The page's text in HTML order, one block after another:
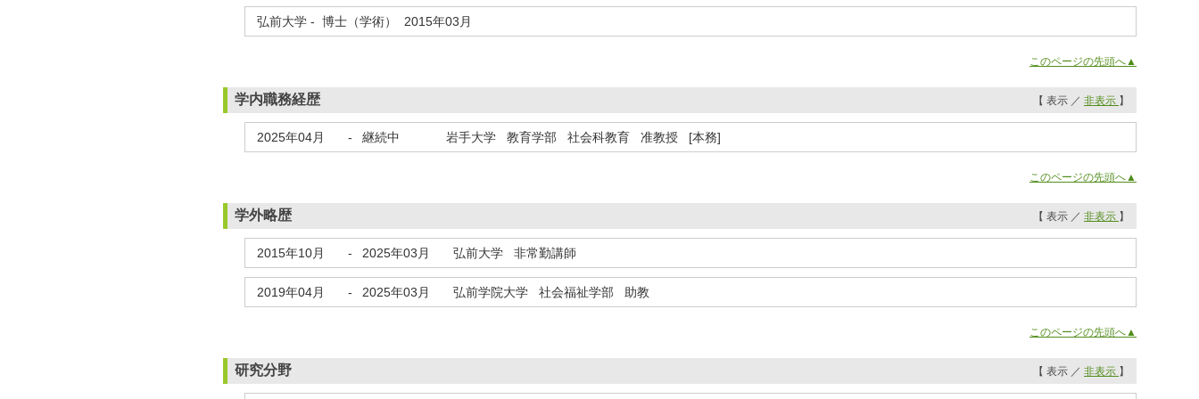
弘前大学 - 博士（学術） 2015年03月
このページの先頭へ▲
学内職務経歴 【 表示 ／ 非表示 】
2025年04月 - 継続中 岩手大学 教育学部 社会科教育 准教授 [本務]
このページの先頭へ▲
学外略歴 【 表示 ／ 非表示 】
2015年10月 - 2025年03月 弘前大学 非常勤講師
2019年04月 - 2025年03月 弘前学院大学 社会福祉学部 助教
このページの先頭へ▲
研究分野 【 表示 ／ 非表示 】